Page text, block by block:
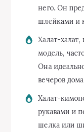
него. Он
шлейками и
Халат-
модель,
Она
вечеров
Халат-
рукавами и
шелка или